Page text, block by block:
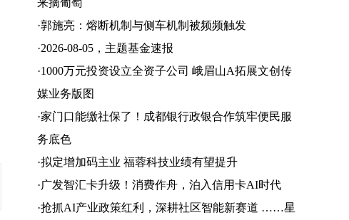
来摘葡萄
·郭施亮：熔断机制与侧车机制被频频触发
·2026-08-05，主题基金速报
·1000万元投资设立全资子公司 峨眉山A拓展文创传
媒业务版图
·家门口能缴社保了！成都银行政银合作筑牢便民服
务底色
·拟定增加码主业 福蓉科技业绩有望提升
·广发智汇卡升级！消费作舟，泊入信用卡AI时代
·抢抓AI产业政策红利，深耕社区智能新赛道 ……星